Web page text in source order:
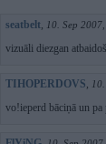
seatbelt, 10. Sep
vizuāli diezgan
TIHOPERDOVS,
vo!ieperd bāciņā un